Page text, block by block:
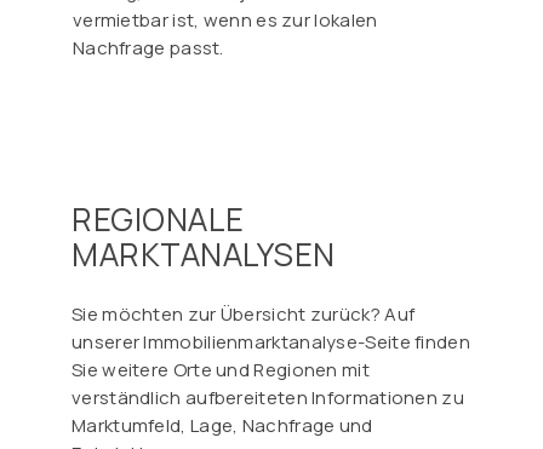
vermietbar ist, wenn es zur lokalen
Nachfrage passt.
REGIONALE
MARKTANALYSEN
Sie möchten zur Übersicht zurück? Auf
unserer Immobilienmarktanalyse-Seite finden
Sie weitere Orte und Regionen mit
verständlich aufbereiteten Informationen zu
Marktumfeld, Lage, Nachfrage und